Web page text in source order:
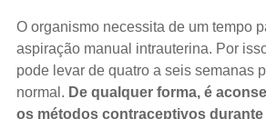
O organismo necessita de um tempo
aspiração manual intrauterina. Por
pode levar de quatro a seis semanas
normal. De qualquer forma, é
os métodos contraceptivos